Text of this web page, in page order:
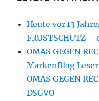
Heute vor 13
FRUSTSCHUTZ
OMAS GEGEN
MarkenBlog
OMAS GEGEN
DSGVO